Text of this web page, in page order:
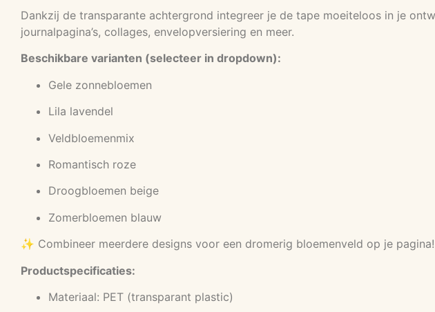
Dankzij de transparante achtergrond integreer je de tape moeiteloos in je
journalpagina’s, collages, envelopversiering en meer.
Beschikbare varianten (selecteer in dropdown):
Gele zonnebloemen
Lila lavendel
Veldbloemenmix
Romantisch roze
Droogbloemen beige
Zomerbloemen blauw
✨ Combineer meerdere designs voor een dromerig bloemenveld op je pagina!
Productspecificaties:
Materiaal: PET (transparant plastic)